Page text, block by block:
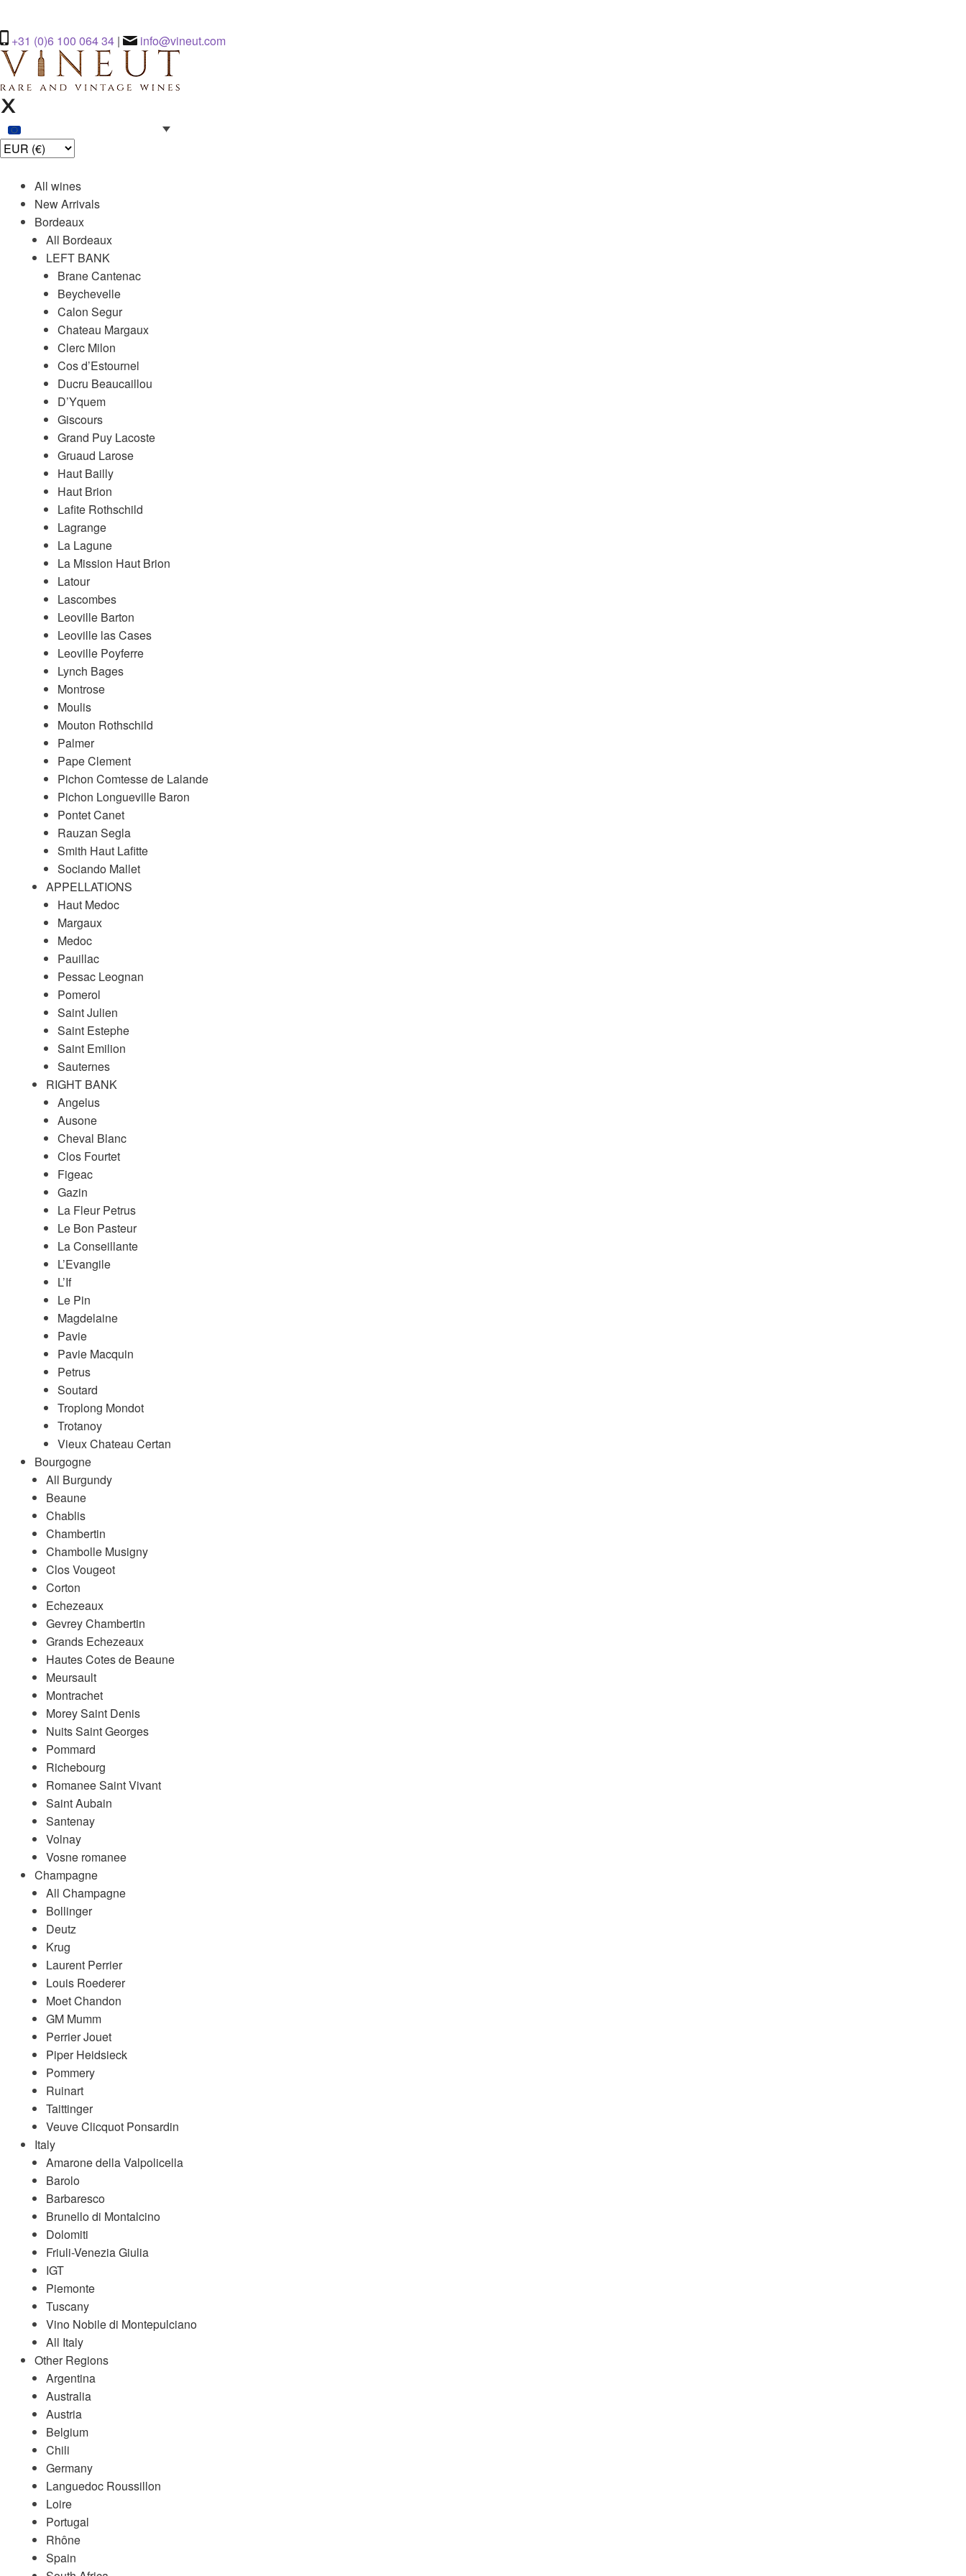
+31 (0)6 100 064 34 | info@vineut.com
All wines
New Arrivals
Bordeaux
All Bordeaux
LEFT BANK
Brane Cantenac
Beychevelle
Calon Segur
Chateau Margaux
Clerc Milon
Cos d’Estournel
Ducru Beaucaillou
D’Yquem
Giscours
Grand Puy Lacoste
Gruaud Larose
Haut Bailly
Haut Brion
Lafite Rothschild
Lagrange
La Lagune
La Mission Haut Brion
Latour
Lascombes
Leoville Barton
Leoville las Cases
Leoville Poyferre
Lynch Bages
Montrose
Moulis
Mouton Rothschild
Palmer
Pape Clement
Pichon Comtesse de Lalande
Pichon Longueville Baron
Pontet Canet
Rauzan Segla
Smith Haut Lafitte
Sociando Mallet
APPELLATIONS
Haut Medoc
Margaux
Medoc
Pauillac
Pessac Leognan
Pomerol
Saint Julien
Saint Estephe
Saint Emilion
Sauternes
RIGHT BANK
Angelus
Ausone
Cheval Blanc
Clos Fourtet
Figeac
Gazin
La Fleur Petrus
Le Bon Pasteur
La Conseillante
L’Evangile
L’If
Le Pin
Magdelaine
Pavie
Pavie Macquin
Petrus
Soutard
Troplong Mondot
Trotanoy
Vieux Chateau Certan
Bourgogne
All Burgundy
Beaune
Chablis
Chambertin
Chambolle Musigny
Clos Vougeot
Corton
Echezeaux
Gevrey Chambertin
Grands Echezeaux
Hautes Cotes de Beaune
Meursault
Montrachet
Morey Saint Denis
Nuits Saint Georges
Pommard
Richebourg
Romanee Saint Vivant
Saint Aubain
Santenay
Volnay
Vosne romanee
Champagne
All Champagne
Bollinger
Deutz
Krug
Laurent Perrier
Louis Roederer
Moet Chandon
GM Mumm
Perrier Jouet
Piper Heidsieck
Pommery
Ruinart
Taittinger
Veuve Clicquot Ponsardin
Italy
Amarone della Valpolicella
Barolo
Barbaresco
Brunello di Montalcino
Dolomiti
Friuli-Venezia Giulia
IGT
Piemonte
Tuscany
Vino Nobile di Montepulciano
All Italy
Other Regions
Argentina
Australia
Austria
Belgium
Chili
Germany
Languedoc Roussillon
Loire
Portugal
Rhône
Spain